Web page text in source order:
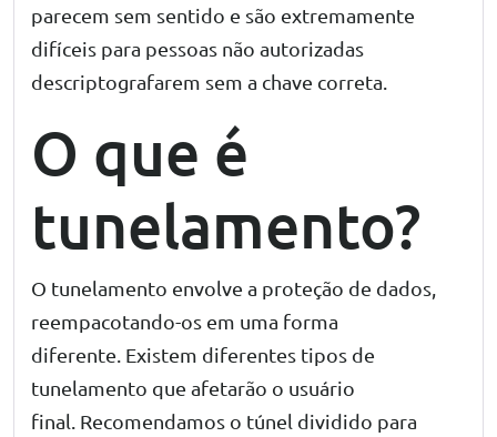
parecem sem sentido e são extremamente
difíceis para pessoas não autorizadas
descriptografarem sem a chave correta.
O que é
tunelamento?
O tunelamento envolve a proteção de dados,
reempacotando-os em uma forma
diferente. Existem diferentes tipos de
tunelamento que afetarão o usuário
final. Recomendamos o túnel dividido para